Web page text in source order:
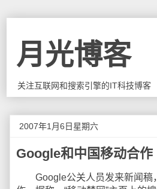
月光博客
关注互联网和搜索引擎的IT科技博客
2007年1月6日星期六
Google和中国移动合作
Google公关人员发来新闻稿